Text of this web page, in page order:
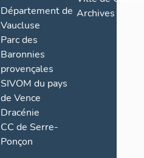
Département de
Vaucluse
Parc des
Baronnies
provençales
SIVOM du pays
de Vence
Dracénie
CC de Serre-
Ponçon
Archives